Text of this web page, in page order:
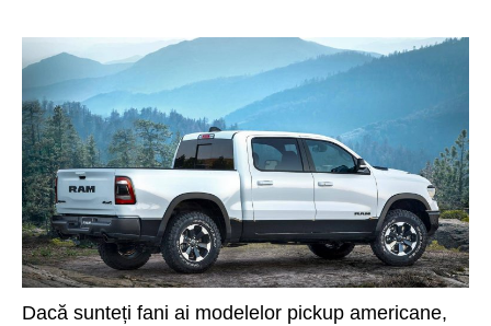
Dacă sunteți fani ai modelelor pickup americane,